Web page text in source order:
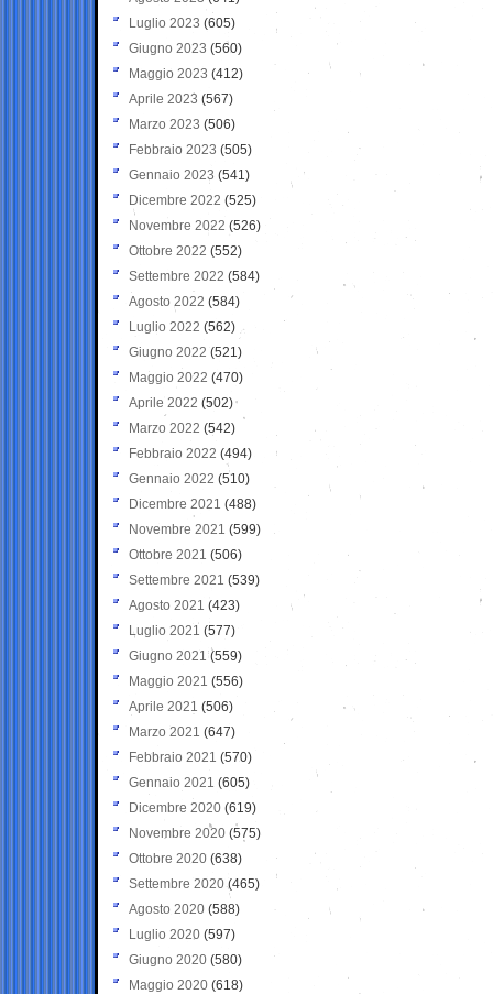
Luglio 2023 (605)
Giugno 2023 (560)
Maggio 2023 (412)
Aprile 2023 (567)
Marzo 2023 (506)
Febbraio 2023 (505)
Gennaio 2023 (541)
Dicembre 2022 (525)
Novembre 2022 (526)
Ottobre 2022 (552)
Settembre 2022 (584)
Agosto 2022 (584)
Luglio 2022 (562)
Giugno 2022 (521)
Maggio 2022 (470)
Aprile 2022 (502)
Marzo 2022 (542)
Febbraio 2022 (494)
Gennaio 2022 (510)
Dicembre 2021 (488)
Novembre 2021 (599)
Ottobre 2021 (506)
Settembre 2021 (539)
Agosto 2021 (423)
Luglio 2021 (577)
Giugno 2021(559)
Maggio 2021 (556)
Aprile 2021 (506)
Marzo 2021 (647)
Febbraio 2021 (570)
Gennaio 2021 (605)
Dicembre 2020 (619)
Novembre 2020 (575)
Ottobre 2020 (638)
Settembre 2020(465)
Agosto 2020 (588)
Luglio 2020 (597)
Giugno 2020 (580)
Maggio 2020 (618)